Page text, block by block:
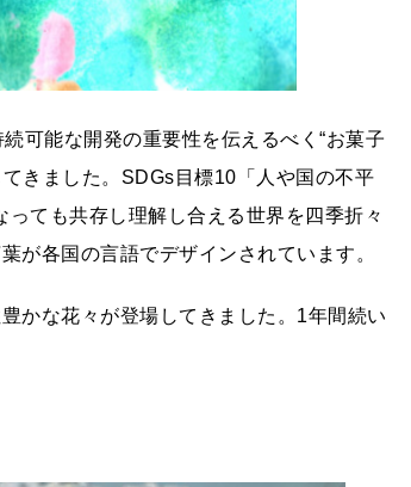
可能な開発の重要性を伝えるべく“お菓子
きました。SDGs目標10「人や国の不平
ても共存し理解し合える世界を四季折々
が各国の言語でデザインされています。
かな花々が登場してきました。1年間続い